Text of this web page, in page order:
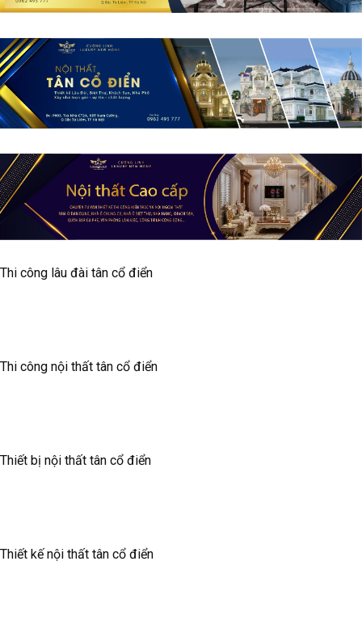
Thi công lâu đài tân cổ điển
Thi công nội thất tân cổ điển
Thiết bị nội thất tân cổ điển
Thiết kế nội thất tân cổ điển